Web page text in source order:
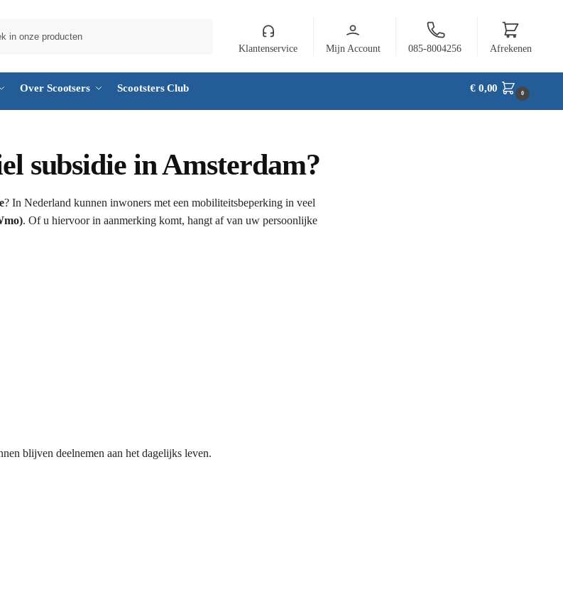
Klantenservice Mijn Account 085-8004256 Afrekenen
Over Scootsers Scootsters Club €0,00 0
subsidie in Amsterdam?
? In Nederland kunnen inwoners met een mobiliteitsbeperking in veel
. Of u hiervoor in aanmerking komt, hangt af van uw persoonlijke
blijven deelnemen aan het dagelijks leven.